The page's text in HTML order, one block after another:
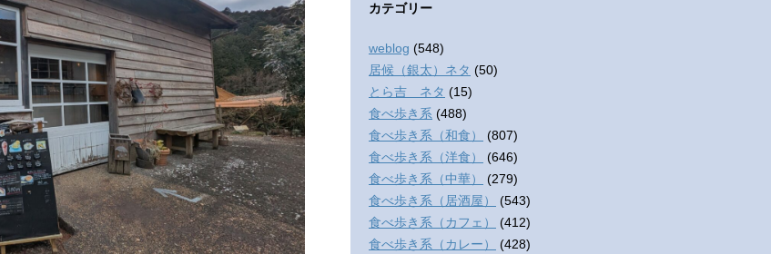
カテゴリー
weblog (548)
居候（銀太）ネタ (50)
とら吉 ネタ (15)
食べ歩き系 (488)
食べ歩き系（和食）
(807)
食べ歩き系（洋食）
(646)
食べ歩き系（中華）
(279)
食べ歩き系（居酒屋）
(543)
食べ歩き系（カフェ）
(412)
食べ歩き系（カレー）
(428)